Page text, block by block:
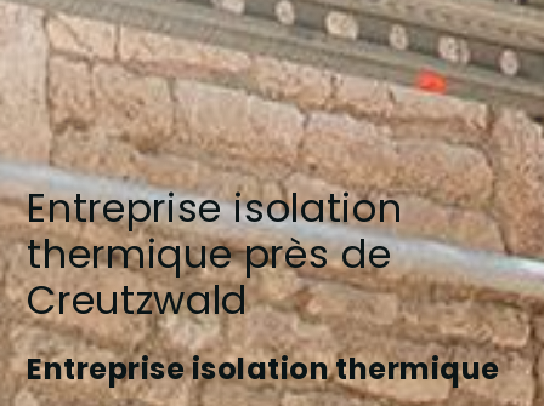
Entreprise isolation
thermique près de
Creutzwald
Entreprise isolation thermique